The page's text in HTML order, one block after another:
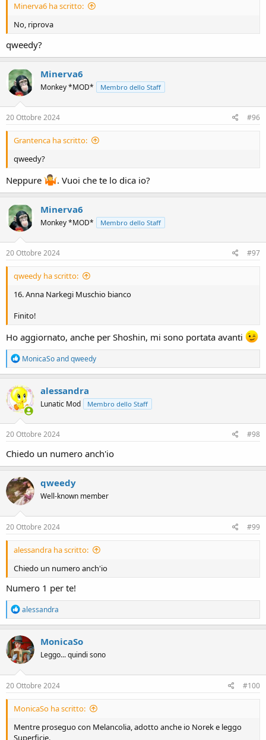
Minerva6 ha scritto:
No, riprova
qweedy?
Minerva6
Monkey *MOD* Membro dello Staff
20 Ottobre 2024 #96
Grantenca ha scritto:
qweedy?
Neppure . Vuoi che te lo dica io?
Minerva6
Monkey *MOD* Membro dello Staff
20 Ottobre 2024 #97
qweedy ha scritto:
16. Anna Narkegi Muschio bianco
Finito!
Ho aggiornato, anche per Shoshin, mi sono portata avanti
R
e
a
c
t
i
o
n
s
MonicaSoandqweedy
alessandra
Lunatic Mod Membro dello Staff
20 Ottobre 2024 #98
Chiedo un numero anch'io
qweedy
Well-known member
20 Ottobre 2024 #99
alessandra ha scritto:
Chiedo un numero anch'io
Numero 1 per te!
R
e
a
c
t
i
o
n
s
alessandra
MonicaSo
Leggo... quindi sono
20 Ottobre 2024 #100
MonicaSo ha scritto:
Mentre proseguo con Melancolia, adotto anche io Norek e leggo
Superficie.